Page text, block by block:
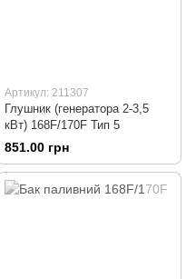
Артикул: 211307
Глушник (генератора 2-3,5
кВт) 168F/170F Тип 5
851.00 грн